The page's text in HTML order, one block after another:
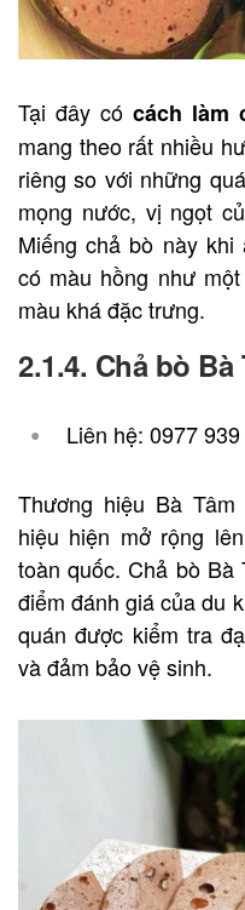
Tại đây có cách làm
mang theo rất nhiều
riêng so với những
mọng nước, vị ngọt
Miếng chả bò này
có màu hồng như
màu khá đặc trưng.
2.1.4. Chả bò Bà
Liên hệ: 0977
Thương hiệu Bà
hiệu hiện mở rộng
toàn quốc. Chả bò
điểm đánh giá của du
quán được kiểm tra
và đảm bảo vệ sinh.